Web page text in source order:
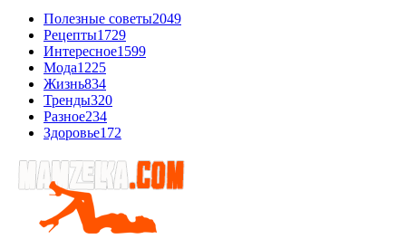
Полезные советы2049
Рецепты1729
Интересное1599
Мода1225
Жизнь834
Тренды320
Разное234
Здоровье172